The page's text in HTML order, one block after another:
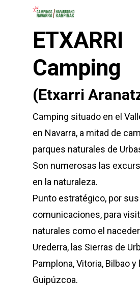
ETXARRI
Camping
(Etxarri
Camping situado en el
en Navarra, a mitad de
parques naturales de
Son numerosas las
en la naturaleza.
Punto estratégico, por
comunicaciones, para
naturales como el
Urederra, las Sierras de
Pamplona, Vitoria, Bilbao y
Guipúzcoa.